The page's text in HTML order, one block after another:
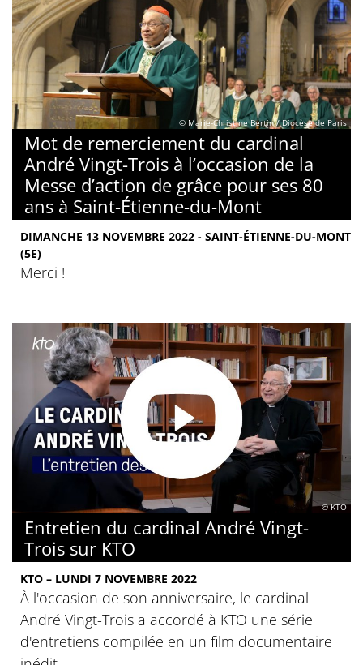
© Marie-Christine Bertin / Diocèse de Paris
Mot de remerciement du cardinal
André Vingt-Trois à l’occasion de la
Messe d’action de grâce pour ses 80
ans à Saint-Étienne-du-Mont
DIMANCHE 13 NOVEMBRE 2022 - SAINT-ÉTIENNE-DU-MONT
(5E)
Merci !
© KTO
Entretien du cardinal André Vingt-
Trois sur KTO
KTO – LUNDI 7 NOVEMBRE 2022
À l'occasion de son anniversaire, le cardinal
André Vingt-Trois a accordé à KTO une série
d'entretiens compilée en un film documentaire